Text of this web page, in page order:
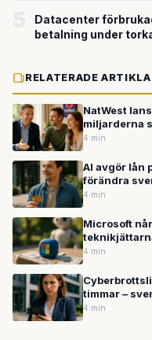
Datacenter
betalning under
RELATERADE
NatWest
miljarderna
4 min
AI avgör lån
förändra
4 min
Microsoft
4 min
timmar –
4 min